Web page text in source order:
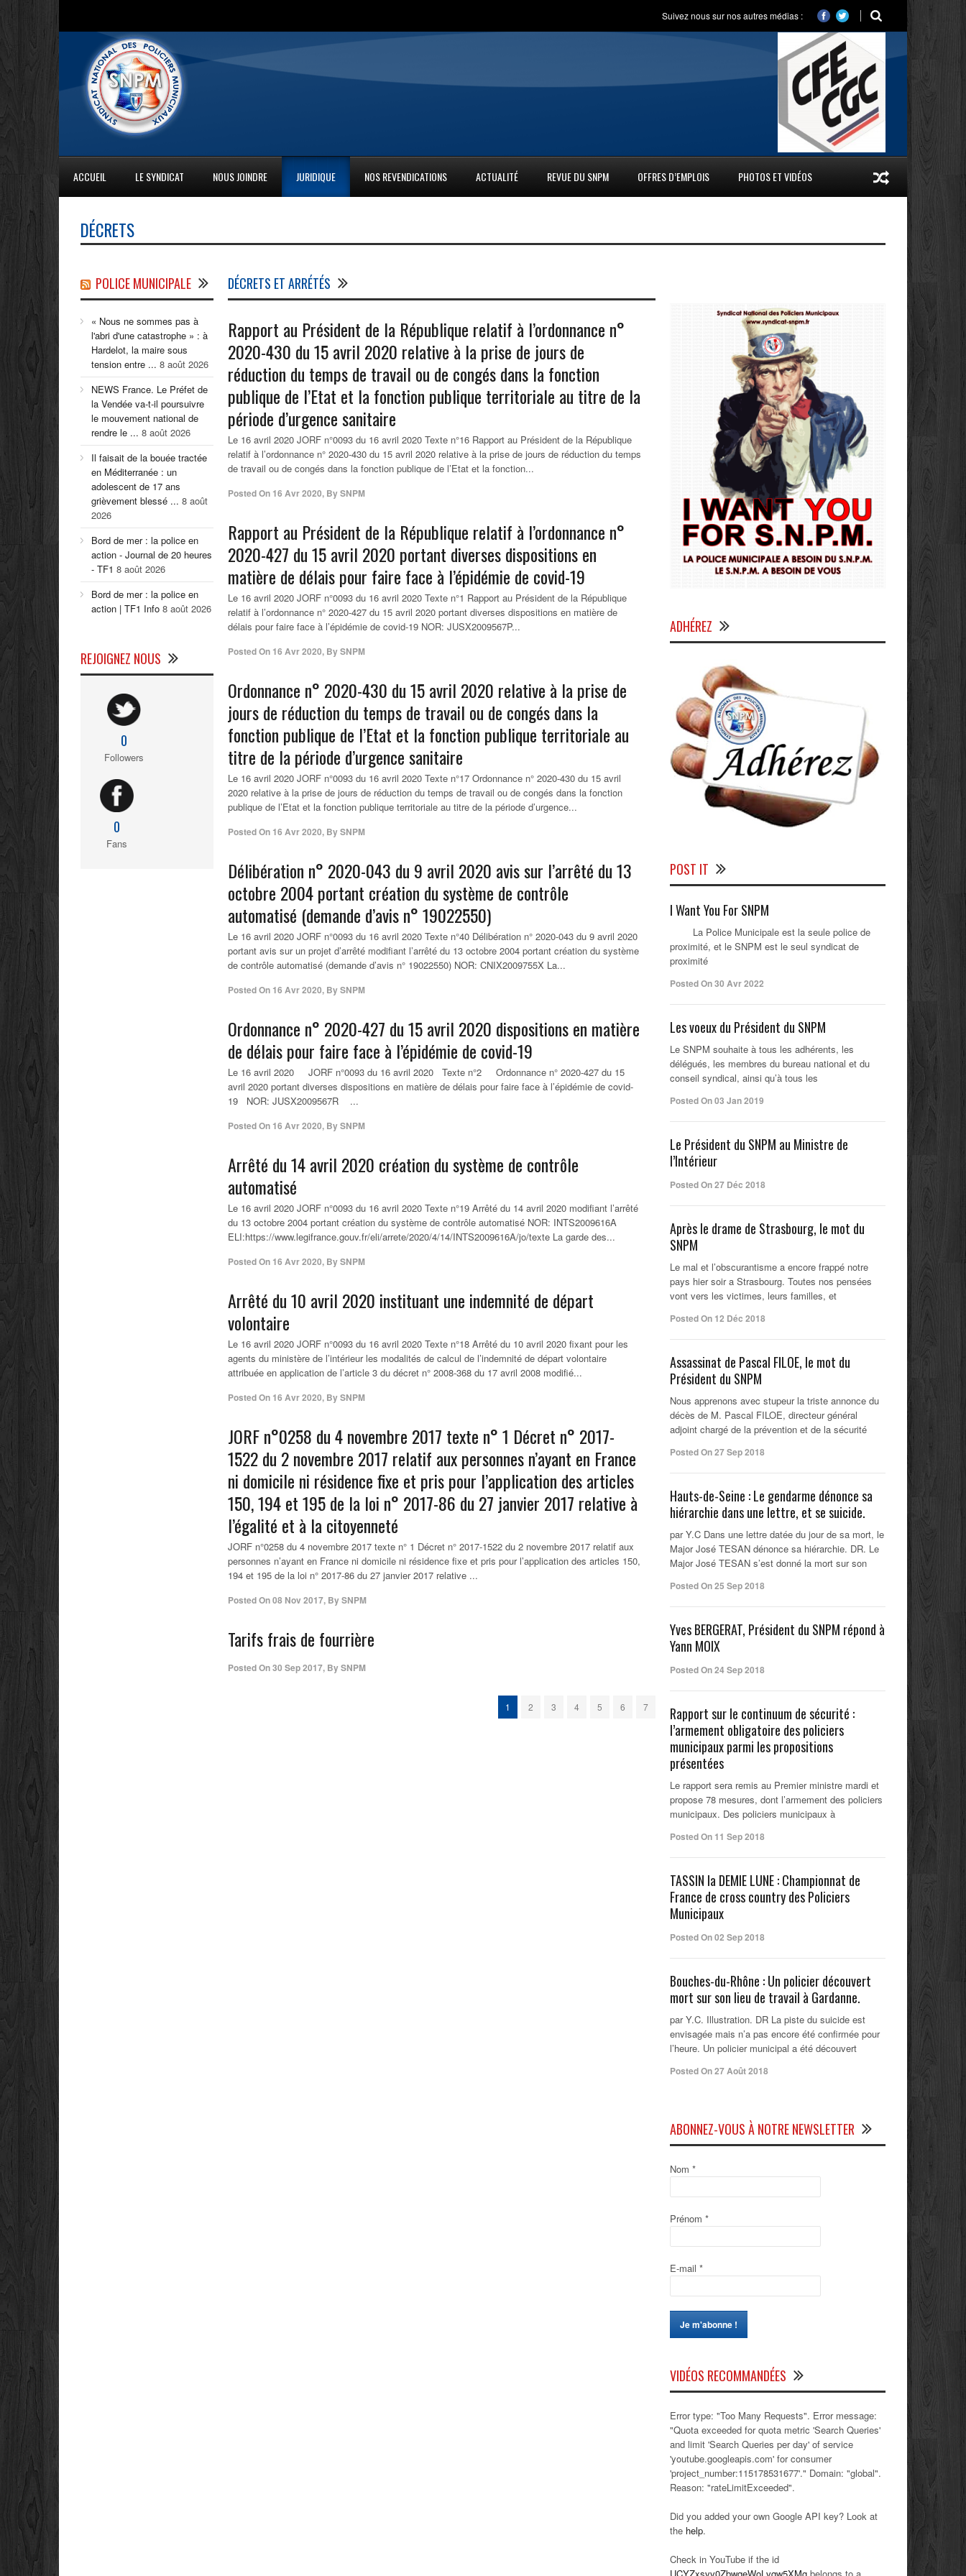
Suivez nous sur nos autres médias :
ACCUEIL LE SYNDICAT NOUS JOINDRE JURIDIQUE NOS REVENDICATIONS ACTUALITÉ REVUE DU SNPM OFFRES D’EMPLOIS PHOTOS ET VIDÉOS
DÉCRETS
DÉCRETS ET ARRÉTÉS
Rapport au Président de la République relatif à l’ordonnance n°
2020-430 du 15 avril 2020 relative à la prise de jours de
réduction du temps de travail ou de congés dans la fonction
publique de l’Etat et la fonction publique territoriale au titre de la
période d’urgence sanitaire
Le 16 avril 2020 JORF n°0093 du 16 avril 2020 Texte n°16 Rapport au Président de la République
relatif à l’ordonnance n° 2020-430 du 15 avril 2020 relative à la prise de jours de réduction du temps
de travail ou de congés dans la fonction publique de l’Etat et la fonction...
Posted On 16 Avr 2020, BySNPM
Rapport au Président de la République relatif à l’ordonnance n°
2020-427 du 15 avril 2020 portant diverses dispositions en
matière de délais pour faire face à l’épidémie de covid-19
Le 16 avril 2020 JORF n°0093 du 16 avril 2020 Texte n°1 Rapport au Président de la République
relatif à l’ordonnance n° 2020-427 du 15 avril 2020 portant diverses dispositions en matière de
délais pour faire face à l’épidémie de covid-19 NOR: JUSX2009567P...
Posted On 16 Avr 2020, BySNPM
Ordonnance n° 2020-430 du 15 avril 2020 relative à la prise de
jours de réduction du temps de travail ou de congés dans la
fonction publique de l’Etat et la fonction publique territoriale au
titre de la période d’urgence sanitaire
Le 16 avril 2020 JORF n°0093 du 16 avril 2020 Texte n°17 Ordonnance n° 2020-430 du 15 avril
2020 relative à la prise de jours de réduction du temps de travail ou de congés dans la fonction
publique de l’Etat et la fonction publique territoriale au titre de la période d’urgence...
Posted On 16 Avr 2020, BySNPM
Délibération n° 2020-043 du 9 avril 2020 avis sur l’arrêté du 13
octobre 2004 portant création du système de contrôle
automatisé (demande d’avis n° 19022550)
Le 16 avril 2020 JORF n°0093 du 16 avril 2020 Texte n°40 Délibération n° 2020-043 du 9 avril 2020
portant avis sur un projet d’arrêté modifiant l’arrêté du 13 octobre 2004 portant création du système
de contrôle automatisé (demande d’avis n° 19022550) NOR: CNIX2009755X La...
Posted On 16 Avr 2020, BySNPM
Ordonnance n° 2020-427 du 15 avril 2020 dispositions en matière
de délais pour faire face à l’épidémie de covid-19
Le 16 avril 2020 JORF n°0093 du 16 avril 2020 Texte n°2 Ordonnance n° 2020-427 du 15
avril 2020 portant diverses dispositions en matière de délais pour faire face à l’épidémie de covid-
19 NOR: JUSX2009567R ...
Posted On 16 Avr 2020, BySNPM
Arrêté du 14 avril 2020 création du système de contrôle
automatisé
Le 16 avril 2020 JORF n°0093 du 16 avril 2020 Texte n°19 Arrêté du 14 avril 2020 modifiant l’arrêté
du 13 octobre 2004 portant création du système de contrôle automatisé NOR: INTS2009616A
ELI:https://www.legifrance.gouv.fr/eli/arrete/2020/4/14/INTS2009616A/jo/texte La garde des...
Posted On 16 Avr 2020, BySNPM
Arrêté du 10 avril 2020 instituant une indemnité de départ
volontaire
Le 16 avril 2020 JORF n°0093 du 16 avril 2020 Texte n°18 Arrêté du 10 avril 2020 fixant pour les
agents du ministère de l’intérieur les modalités de calcul de l’indemnité de départ volontaire
attribuée en application de l’article 3 du décret n° 2008-368 du 17 avril 2008 modifié...
Posted On 16 Avr 2020, BySNPM
JORF n°0258 du 4 novembre 2017 texte n° 1 Décret n° 2017-
1522 du 2 novembre 2017 relatif aux personnes n’ayant en France
ni domicile ni résidence fixe et pris pour l’application des articles
150, 194 et 195 de la loi n° 2017-86 du 27 janvier 2017 relative à
l’égalité et à la citoyenneté
JORF n°0258 du 4 novembre 2017 texte n° 1 Décret n° 2017-1522 du 2 novembre 2017 relatif aux
personnes n’ayant en France ni domicile ni résidence fixe et pris pour l’application des articles 150,
194 et 195 de la loi n° 2017-86 du 27 janvier 2017 relative ...
Posted On08 Nov 2017, BySNPM
Tarifs frais de fourrière
Posted On30 Sep 2017, BySNPM
1 2 3 4 5 6 7
POLICE MUNICIPALE
« Nous ne sommes pas à
l'abri d'une catastrophe » : à
Hardelot, la maire sous
tension entre ... 8 août 2026
NEWS France. Le Préfet de
la Vendée va-t-il poursuivre
le mouvement national de
rendre le ... 8 août 2026
Il faisait de la bouée tractée
en Méditerranée : un
adolescent de 17 ans
grièvement blessé ... 8 août
2026
Bord de mer : la police en
action - Journal de 20 heures
- TF1 8 août 2026
Bord de mer : la police en
action | TF1 Info 8 août 2026
REJOIGNEZ NOUS
0
Followers
0
Fans
ADHÉREZ
POST IT
I Want You For SNPM
La Police Municipale est la seule police de
proximité, et le SNPM est le seul syndicat de
proximité
Posted On 30 Avr 2022
Les voeux du Président du SNPM
Le SNPM souhaite à tous les adhérents, les
délégués, les membres du bureau national et du
conseil syndical, ainsi qu’à tous les
Posted On 03 Jan 2019
Le Président du SNPM au Ministre de
l’Intérieur
Posted On 27 Déc 2018
Après le drame de Strasbourg, le mot du
SNPM
Le mal et l’obscurantisme a encore frappé notre
pays hier soir a Strasbourg. Toutes nos pensées
vont vers les victimes, leurs familles, et
Posted On 12 Déc 2018
Assassinat de Pascal FILOE, le mot du
Président du SNPM
Nous apprenons avec stupeur la triste annonce du
décès de M. Pascal FILOE, directeur général
adjoint chargé de la prévention et de la sécurité
Posted On 27 Sep 2018
Hauts-de-Seine : Le gendarme dénonce sa
hiérarchie dans une lettre, et se suicide.
par Y.C Dans une lettre datée du jour de sa mort, le
Major José TESAN dénonce sa hiérarchie. DR. Le
Major José TESAN s’est donné la mort sur son
Posted On 25 Sep 2018
Yves BERGERAT, Président du SNPM répond à
Yann MOIX
Posted On 24 Sep 2018
Rapport sur le continuum de sécurité :
l’armement obligatoire des policiers
municipaux parmi les propositions
présentées
Le rapport sera remis au Premier ministre mardi et
propose 78 mesures, dont l’armement des policiers
municipaux. Des policiers municipaux à
Posted On 11 Sep 2018
TASSIN la DEMIE LUNE : Championnat de
France de cross country des Policiers
Municipaux
Posted On 02 Sep 2018
Bouches-du-Rhône : Un policier découvert
mort sur son lieu de travail à Gardanne.
par Y.C. Illustration. DR La piste du suicide est
envisagée mais n’a pas encore été confirmée pour
l’heure. Un policier municipal a été découvert
Posted On 27 Août 2018
ABONNEZ-VOUS À NOTRE NEWSLETTER
Nom *
Prénom *
E-mail *
VIDÉOS RECOMMANDÉES
Error type: "Too Many Requests". Error message:
"Quota exceeded for quota metric 'Search Queries'
and limit 'Search Queries per day' of service
'youtube.googleapis.com' for consumer
'project_number:115178531677'." Domain: "global".
Reason: "rateLimitExceeded".
Did you added your own Google API key? Look at
the help.
Check in YouTube if the id
UCYZxsvv0ZbwqeWoLvqw5XMg belongs to a